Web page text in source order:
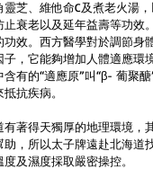
靈芝、維他命C及煮老火湯
止衰老以及延年益壽等功效
功效。西方醫學對於調節身
子，它能夠增加人體適應環
含有的“適應原”叫“β- 葡聚
抗疾病。
有著得天獨厚的地理環境，
助，所以太子牌遠赴北海道
度及濕度採取嚴密操控。